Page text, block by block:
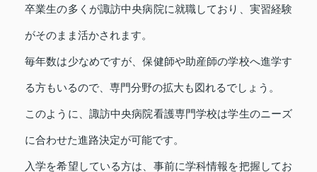
卒業生の多くが諏訪中央病院に就職しており、実習経験
がそのまま活かされます。
毎年数は少なめですが、保健師や助産師の学校へ進学す
る方もいるので、専門分野の拡大も図れるでしょう。
このように、諏訪中央病院看護専門学校は学生のニーズ
に合わせた進路決定が可能です。
入学を希望している方は、事前に学科情報を把握してお